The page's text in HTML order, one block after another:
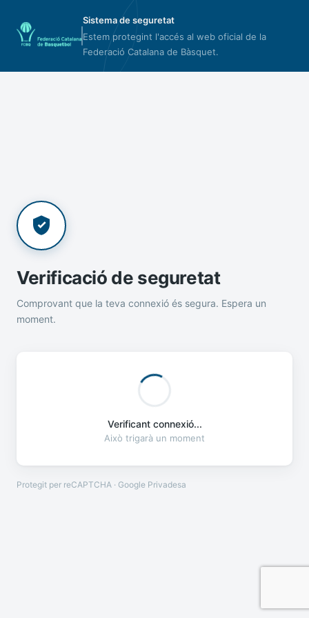
Sistema de seguretat
Estem protegint l'accés al web oficial de la
Federació Catalana de Bàsquet.
Verificació de seguretat
Comprovant que la teva connexió és segura. Espera un
moment.
Verificant connexió...
Això trigarà un moment
Protegit per reCAPTCHA · Google Privadesa